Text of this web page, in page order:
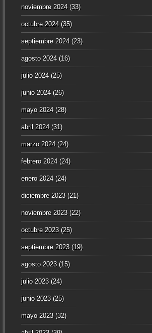
noviembre 2024(33)
octubre 2024(35)
septiembre 2024(23)
agosto 2024(16)
julio 2024(25)
junio 2024(26)
mayo 2024(28)
abril 2024(31)
marzo 2024(24)
febrero 2024(24)
enero 2024(24)
diciembre 2023(21)
noviembre 2023(22)
octubre 2023(25)
septiembre 2023(19)
agosto 2023(15)
julio 2023(24)
junio 2023(25)
mayo 2023(32)